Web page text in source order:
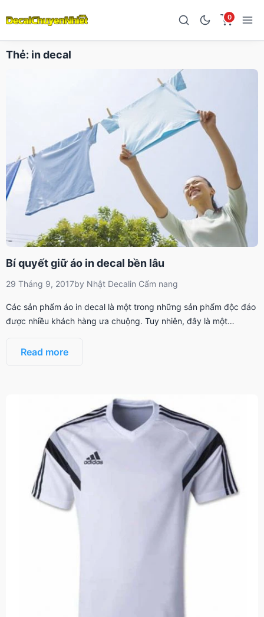
0
Thẻ: in decal
Bí quyết giữ áo in decal bền lâu
29 Tháng 9, 2017by Nhật Decalin Cẩm nang
Các sản phẩm áo in decal là một trong những sản phẩm độc đáo
được nhiều khách hàng ưa chuộng. Tuy nhiên, đây là một…
Read more